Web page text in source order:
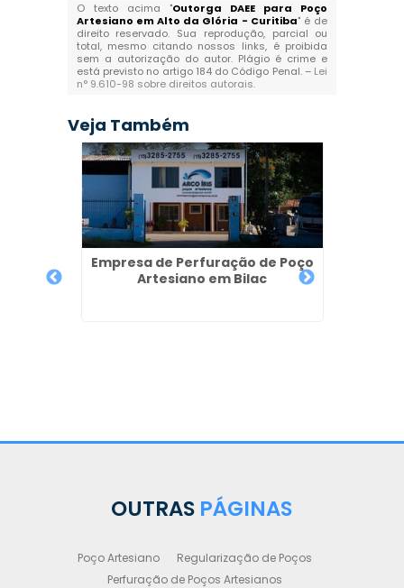
O texto acima "Outorga DAEE para Poço
Artesiano em Alto da Glória - Curitiba" é de
direito reservado. Sua reprodução, parcial ou
total, mesmo citando nossos links, é proibida
sem a autorização do autor. Plágio é crime e
está previsto no artigo 184 do Código Penal. – Lei
n° 9.610-98 sobre direitos autorais.
Veja Também
Empresa de Perfuração de Poço
Artesiano em Bilac
OUTRAS PÁGINAS
Poço Artesiano
Regularização de Poços
Perfuração de Poços Artesianos